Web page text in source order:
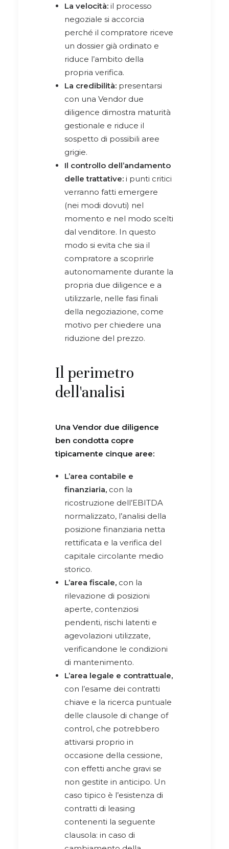
La velocità: il processo
negoziale si accorcia
perché il compratore riceve
un dossier già ordinato e
riduce l’ambito della
propria verifica.
La credibilità: presentarsi
con una Vendor due
diligence dimostra maturità
gestionale e riduce il
sospetto di possibili aree
grigie.
Il controllo dell’andamento
delle trattative: i punti critici
verranno fatti emergere
(nei modi dovuti) nel
momento e nel modo scelti
dal venditore. In questo
modo si evita che sia il
compratore a scoprirle
autonomamente durante la
propria due diligence e a
utilizzarle, nelle fasi finali
della negoziazione, come
motivo per chiedere una
riduzione del prezzo.
Il perimetro
dell'analisi
Una Vendor due diligence
ben condotta copre
tipicamente cinque aree:
L’area contabile e
finanziaria, con la
ricostruzione dell’EBITDA
normalizzato, l’analisi della
posizione finanziaria netta
rettificata e la verifica del
capitale circolante medio
storico.
L’area fiscale, con la
rilevazione di posizioni
aperte, contenziosi
pendenti, rischi latenti e
agevolazioni utilizzate,
verificandone le condizioni
di mantenimento.
L’area legale e contrattuale,
con l’esame dei contratti
chiave e la ricerca puntuale
delle clausole di change of
control, che potrebbero
attivarsi proprio in
occasione della cessione,
con effetti anche gravi se
non gestite in anticipo. Un
caso tipico è l’esistenza di
contratti di leasing
contenenti la seguente
clausola: in caso di